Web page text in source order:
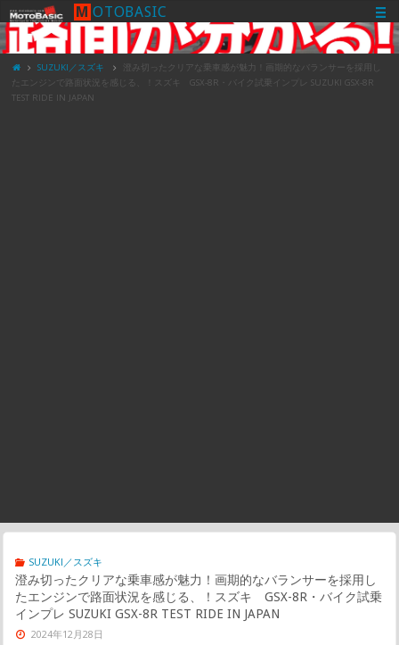
M OTOBASIC
SUZUKI／スズキ
澄み切ったクリアな乗車感が魅力！画期的なバランサーを採用し
たエンジンで路面状況を感じる、！スズキ GSX-8R・バイク試乗インプレ SUZUKI GSX-8R
TEST RIDE IN JAPAN
SUZUKI／スズキ
澄み切ったクリアな乗車感が魅力！画期的なバランサーを採用し
たエンジンで路面状況を感じる、！スズキ GSX-8R・バイク試乗
インプレ SUZUKI GSX-8R TEST RIDE IN JAPAN
2024年12月28日